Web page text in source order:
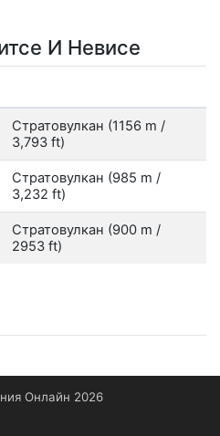
И Невисе
Стратовулкан (1156 m /
3,793 ft)
Стратовулкан (985 m /
3,232 ft)
Стратовулкан (900 m /
2953 ft)
Онлайн 2026